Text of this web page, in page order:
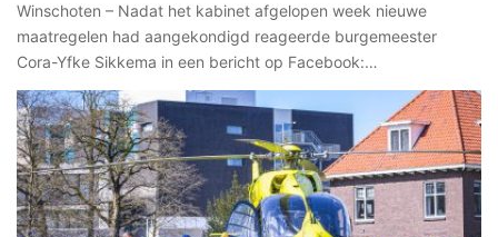
Winschoten – Nadat het kabinet afgelopen week nieuwe
maatregelen had aangekondigd reageerde burgemeester
Cora-Yfke Sikkema in een bericht op Facebook:…